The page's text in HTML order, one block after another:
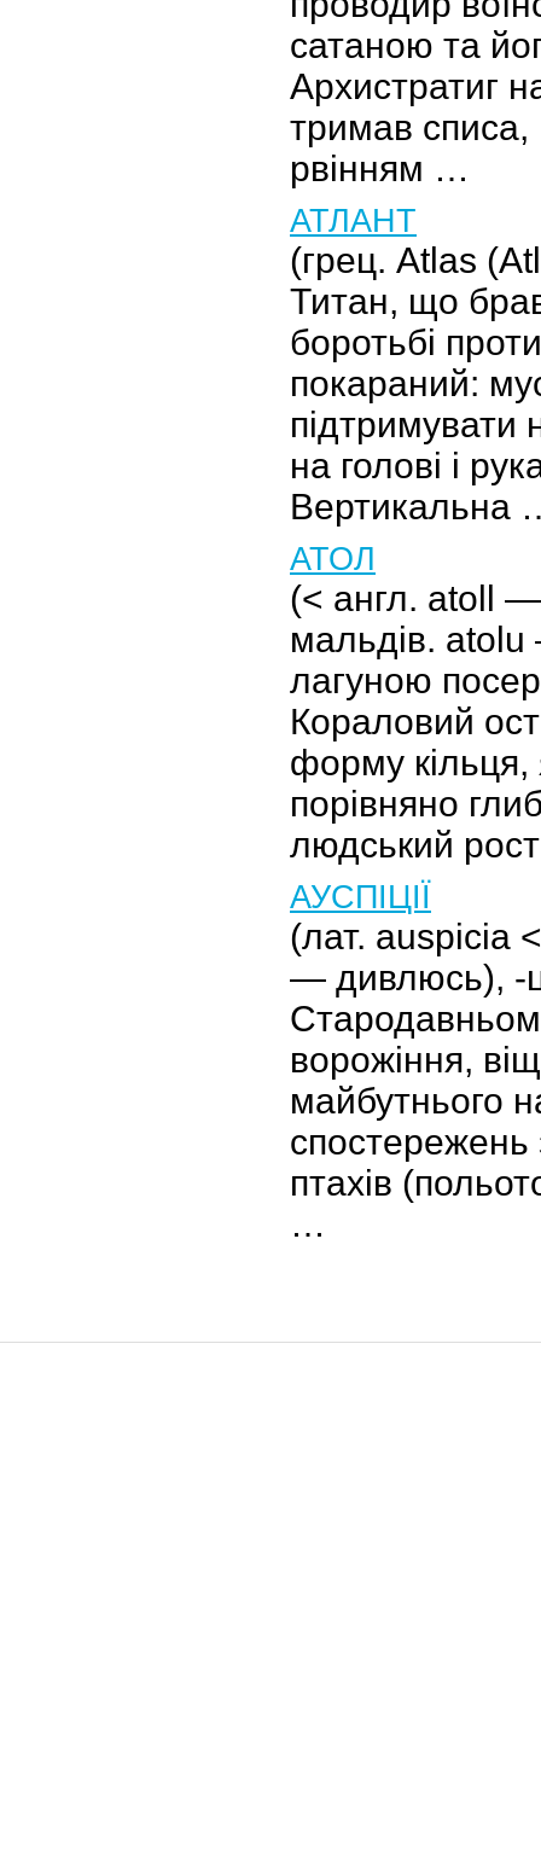
сатаною та
Архистратиг
тримав
рвінням …
АТЛАНТ
(грец. Atlas
Титан, що
боротьбі
покараний:
підтримувати
на голові і
Вертикальна
АТОЛ
(< англ. atoll
мальдів. atolu
лагуною
Кораловий
форму кільця,
порівняно
людський
АУСПІЦІЇ
(лат. auspicia
— дивлюсь), -
ворожіння,
майбутнього
спостережень
птахів
…